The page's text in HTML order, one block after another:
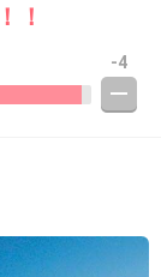
！
-4